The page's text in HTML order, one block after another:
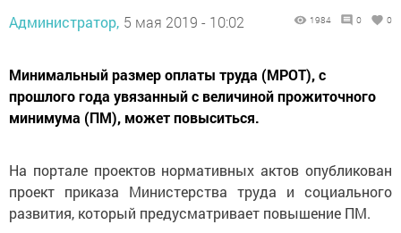
Администратор, 5 мая 2019 - 10:02 1984 0 0
Минимальный размер оплаты труда (МРОТ), с
прошлого года увязанный с величиной прожиточного
минимума (ПМ), может повыситься.
На портале проектов нормативных актов опубликован
проект приказа Министерства труда и социального
развития, который предусматривает повышение ПМ.